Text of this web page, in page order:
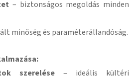
– biztonságos megoldás minden
minőség és paraméterállandóság.
szerelése – ideális kültéri